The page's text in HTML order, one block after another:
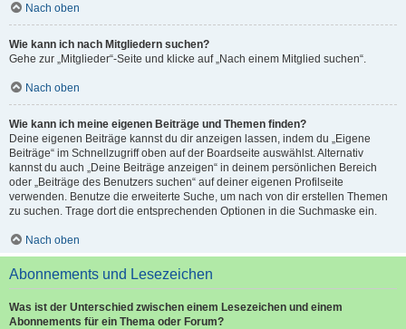
Nach oben
Wie kann ich nach Mitgliedern suchen?
Gehe zur „Mitglieder“-Seite und klicke auf „Nach einem Mitglied suchen“.
Nach oben
Wie kann ich meine eigenen Beiträge und Themen finden?
Deine eigenen Beiträge kannst du dir anzeigen lassen, indem du „Eigene
Beiträge“ im Schnellzugriff oben auf der Boardseite auswählst. Alternativ
kannst du auch „Deine Beiträge anzeigen“ in deinem persönlichen Bereich
oder „Beiträge des Benutzers suchen“ auf deiner eigenen Profilseite
verwenden. Benutze die erweiterte Suche, um nach von dir erstellen Themen
zu suchen. Trage dort die entsprechenden Optionen in die Suchmaske ein.
Nach oben
Abonnements und Lesezeichen
Was ist der Unterschied zwischen einem Lesezeichen und einem
Abonnements für ein Thema oder Forum?